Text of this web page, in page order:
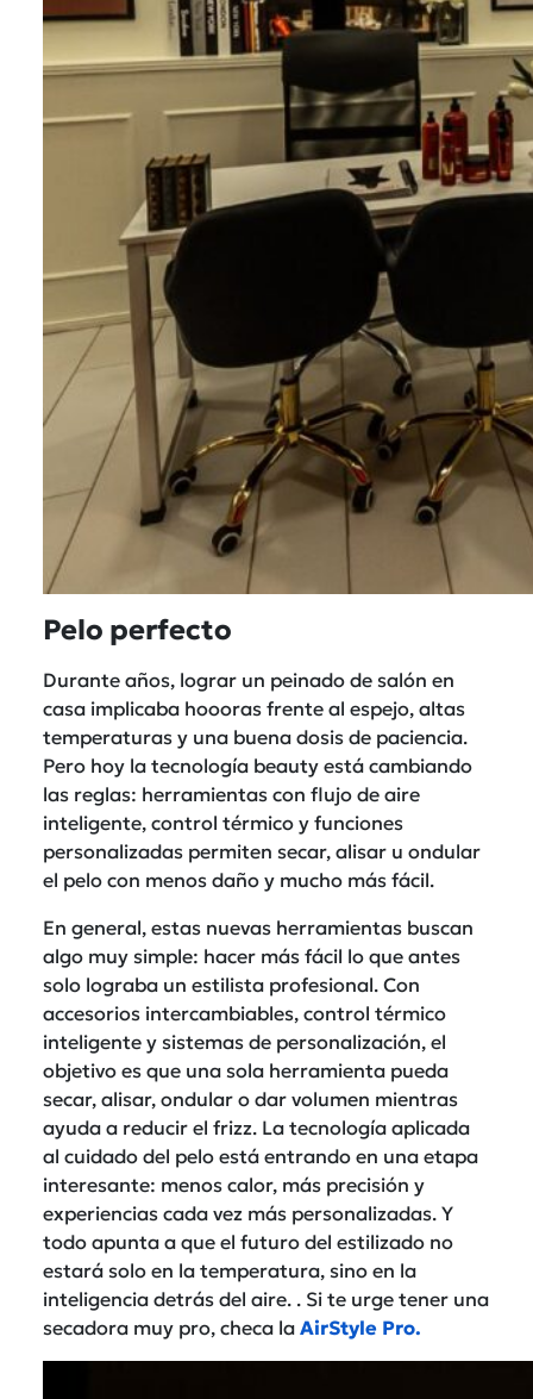
Pelo perfecto
Durante años, lograr un peinado de salón en
casa implicaba hoooras frente al espejo, altas
temperaturas y una buena dosis de paciencia.
Pero hoy la tecnología beauty está cambiando
las reglas: herramientas con flujo de aire
inteligente, control térmico y funciones
personalizadas permiten secar, alisar u ondular
el pelo con menos daño y mucho más fácil.
En general, estas nuevas herramientas buscan
algo muy simple: hacer más fácil lo que antes
solo lograba un estilista profesional. Con
accesorios intercambiables, control térmico
inteligente y sistemas de personalización, el
objetivo es que una sola herramienta pueda
secar, alisar, ondular o dar volumen mientras
ayuda a reducir el frizz. La tecnología aplicada
al cuidado del pelo está entrando en una etapa
interesante: menos calor, más precisión y
experiencias cada vez más personalizadas. Y
todo apunta a que el futuro del estilizado no
estará solo en la temperatura, sino en la
inteligencia detrás del aire. . Si te urge tener una
secadora muy pro, checa la AirStyle Pro.